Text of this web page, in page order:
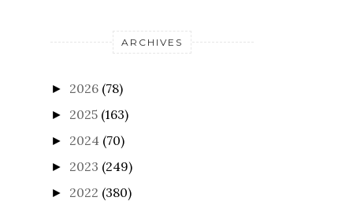
ARCHIVES
► 2026 (78)
► 2025 (163)
► 2024 (70)
► 2023 (249)
► 2022 (380)